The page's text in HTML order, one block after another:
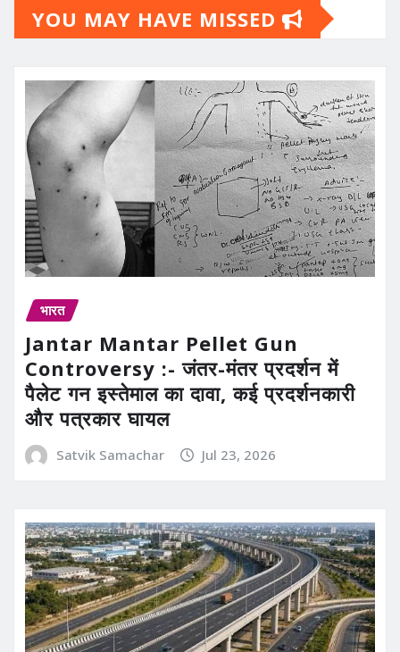
YOU MAY HAVE MISSED
भारत
Jantar Mantar Pellet Gun
Controversy :- जंतर-मंतर प्रदर्शन में
पैलेट गन इस्तेमाल का दावा, कई प्रदर्शनकारी
और पत्रकार घायल
Satvik Samachar Jul 23, 2026